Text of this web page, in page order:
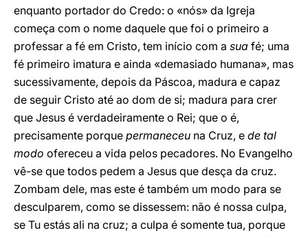
enquanto portador do Credo: o «nós» da Igreja
começa com o nome daquele que foi o primeiro a
professar a fé em Cristo, tem início com a sua fé; uma
fé primeiro imatura e ainda «demasiado humana», mas
sucessivamente, depois da Páscoa, madura e capaz
de seguir Cristo até ao dom de si; madura para crer
que Jesus é verdadeiramente o Rei; que o é,
precisamente porque permaneceu na Cruz, e de tal
modo ofereceu a vida pelos pecadores. No Evangelho
vê-se que todos pedem a Jesus que desça da cruz.
Zombam dele, mas este é também um modo para se
desculparem, como se dissessem: não é nossa culpa,
se Tu estás ali na cruz; a culpa é somente tua, porque